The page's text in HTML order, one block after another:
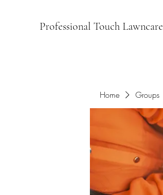
Professional Touch Lawncare
Home Groups